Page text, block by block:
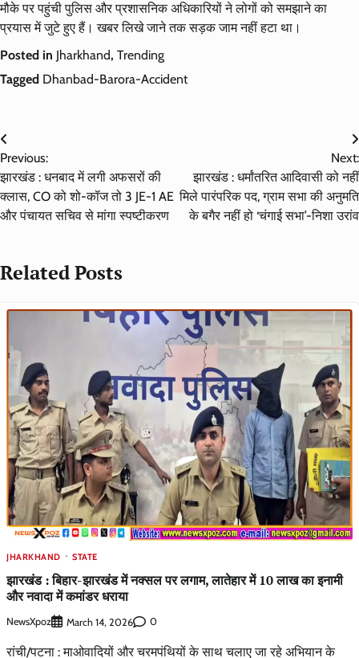
मौके पर पहुंची पुलिस और प्रशासनिक अधिकारियों ने लोगों को समझाने का
प्रयास में जुटे हुए हैं। खबर लिखे जाने तक सड़क जाम नहीं हटा था।
Posted in Jharkhand, Trending
Tagged Dhanbad-Barora-Accident
Post
navigation
Previous:
झारखंड : धनबाद में लगी अफसरों की
क्लास, CO को शो-कॉज तो 3 JE-1 AE
और पंचायत सचिव से मांगा स्पष्टीकरण
Next:
झारखंड : धर्मांतरित आदिवासी को नहीं
मिले पारंपरिक पद, ग्राम सभा की अनुमति
के बगैर नहीं हो ‘चंगाई सभा’-निशा उरांव
Related Posts
JHARKHAND STATE
झारखंड : बिहार-झारखंड में नक्सल पर लगाम, लातेहार में 10 लाख का इनामी
और नवादा में कमांडर धराया
NewsXpoz March 14, 2026 0
रांची/पटना : माओवादियों और चरमपंथियों के साथ चलाए जा रहे अभियान के